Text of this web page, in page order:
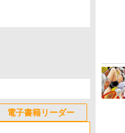
電子書籍リーダー